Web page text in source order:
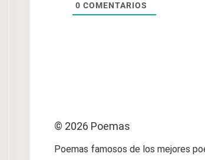
0 COMENTARIOS
© 2026 Poemas
Poemas famosos de los mejores